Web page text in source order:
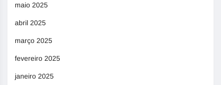
maio 2025
abril 2025
março 2025
fevereiro 2025
janeiro 2025